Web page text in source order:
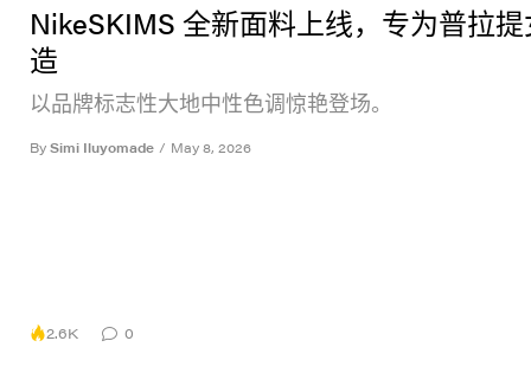
NikeSKIMS 全新面料上线，专为普拉
造
以品牌标志性大地中性色调惊艳登场。
By Simi Iluyomade / May 8, 2026
2.6K 0